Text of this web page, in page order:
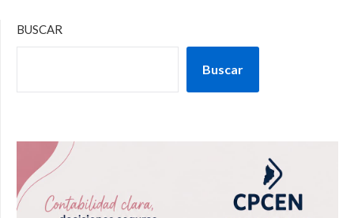
BUSCAR
Buscar